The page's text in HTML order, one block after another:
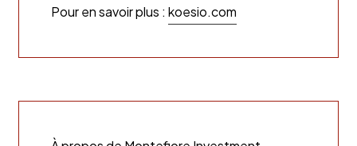
Pour en savoir plus : koesio.com